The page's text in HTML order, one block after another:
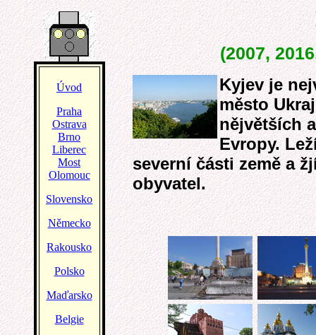
(2007,
Kyjev je
město
nějvětších
Evropy.
severní části země a
obyvatel.